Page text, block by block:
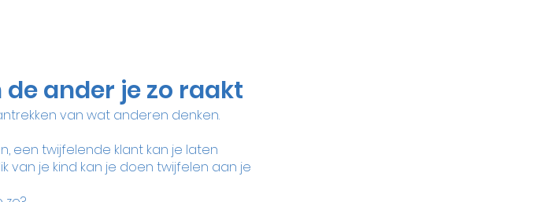
ander je zo raakt
van wat anderen denken.
een twijfelende klant kan je laten
van je kind kan je doen twijfelen aan je